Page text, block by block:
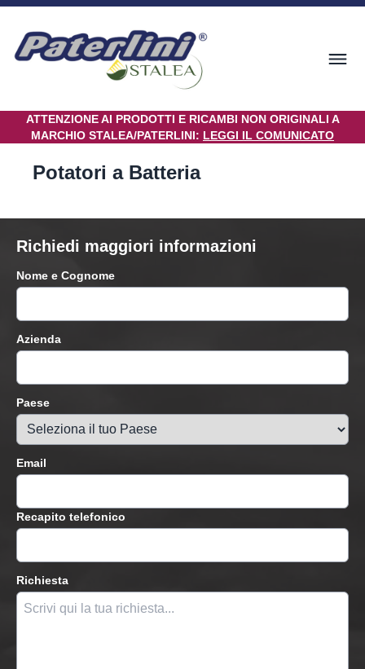
ATTENZIONE AI PRODOTTI E RICAMBI NON ORIGINALI A
MARCHIO STALEA/PATERLINI: LEGGI IL COMUNICATO
Potatori a Batteria
Richiedi maggiori informazioni
Nome e Cognome
Azienda
Paese
Email
Recapito telefonico
Richiesta